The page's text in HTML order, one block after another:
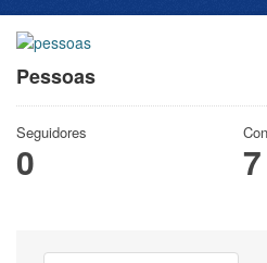
Pessoas
Seguidores
0 7